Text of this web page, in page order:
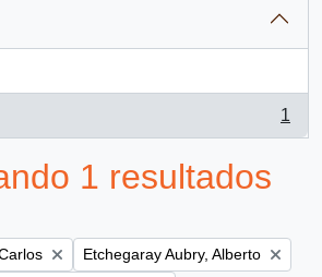
1
1 resultados
Remove filter:
Etchegaray Aubry, Alberto